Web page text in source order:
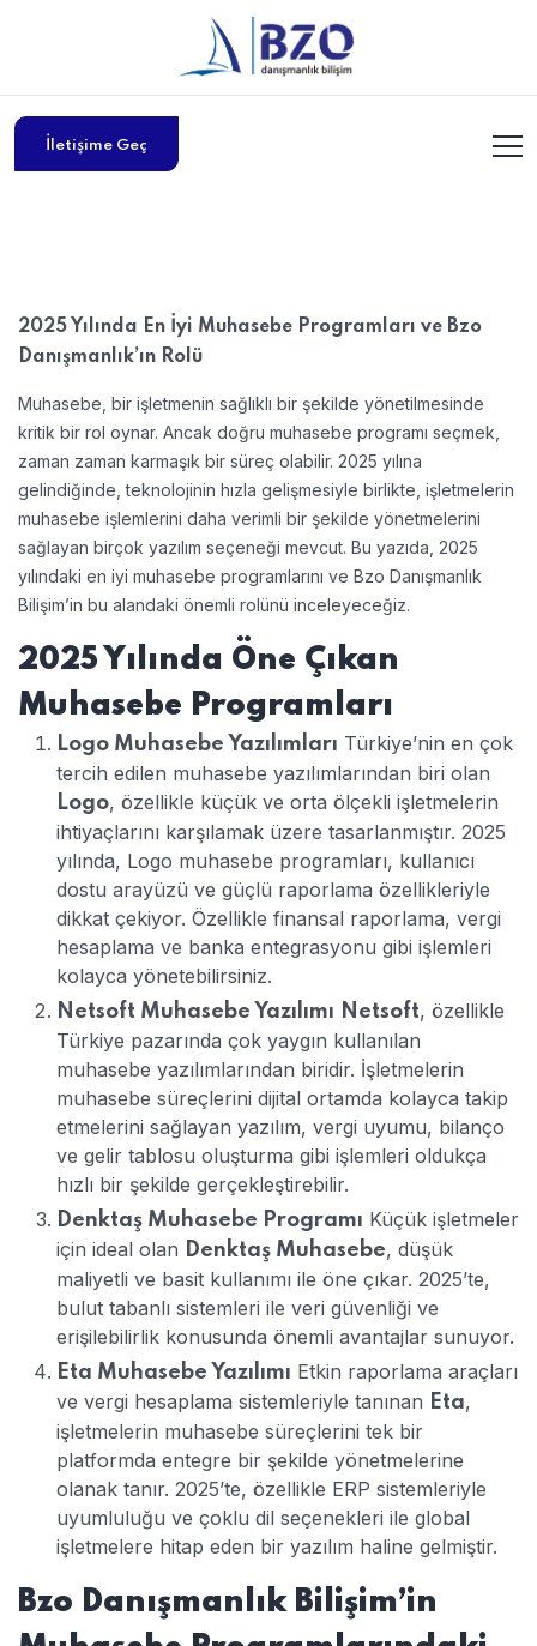
İletişime Geç
2025 Yılında En İyi Muhasebe Programları ve Bzo
Danışmanlık’ın Rolü
Muhasebe, bir işletmenin sağlıklı bir şekilde yönetilmesinde
kritik bir rol oynar. Ancak doğru muhasebe programı seçmek,
zaman zaman karmaşık bir süreç olabilir. 2025 yılına
gelindiğinde, teknolojinin hızla gelişmesiyle birlikte, işletmelerin
muhasebe işlemlerini daha verimli bir şekilde yönetmelerini
sağlayan birçok yazılım seçeneği mevcut. Bu yazıda, 2025
yılındaki en iyi muhasebe programlarını ve Bzo Danışmanlık
Bilişim’in bu alandaki önemli rolünü inceleyeceğiz.
2025 Yılında Öne Çıkan
Muhasebe Programları
Logo Muhasebe Yazılımları Türkiye’nin en çok
tercih edilen muhasebe yazılımlarından biri olan
Logo, özellikle küçük ve orta ölçekli işletmelerin
ihtiyaçlarını karşılamak üzere tasarlanmıştır. 2025
yılında, Logo muhasebe programları, kullanıcı
dostu arayüzü ve güçlü raporlama özellikleriyle
dikkat çekiyor. Özellikle finansal raporlama, vergi
hesaplama ve banka entegrasyonu gibi işlemleri
kolayca yönetebilirsiniz.
Netsoft Muhasebe Yazılımı Netsoft, özellikle
Türkiye pazarında çok yaygın kullanılan
muhasebe yazılımlarından biridir. İşletmelerin
muhasebe süreçlerini dijital ortamda kolayca takip
etmelerini sağlayan yazılım, vergi uyumu, bilanço
ve gelir tablosu oluşturma gibi işlemleri oldukça
hızlı bir şekilde gerçekleştirebilir.
Denktaş Muhasebe Programı Küçük işletmeler
için ideal olan Denktaş Muhasebe, düşük
maliyetli ve basit kullanımı ile öne çıkar. 2025’te,
bulut tabanlı sistemleri ile veri güvenliği ve
erişilebilirlik konusunda önemli avantajlar sunuyor.
Eta Muhasebe Yazılımı Etkin raporlama araçları
ve vergi hesaplama sistemleriyle tanınan Eta,
işletmelerin muhasebe süreçlerini tek bir
platformda entegre bir şekilde yönetmelerine
olanak tanır. 2025’te, özellikle ERP sistemleriyle
uyumluluğu ve çoklu dil seçenekleri ile global
işletmelere hitap eden bir yazılım haline gelmiştir.
Bzo Danışmanlık Bilişim’in